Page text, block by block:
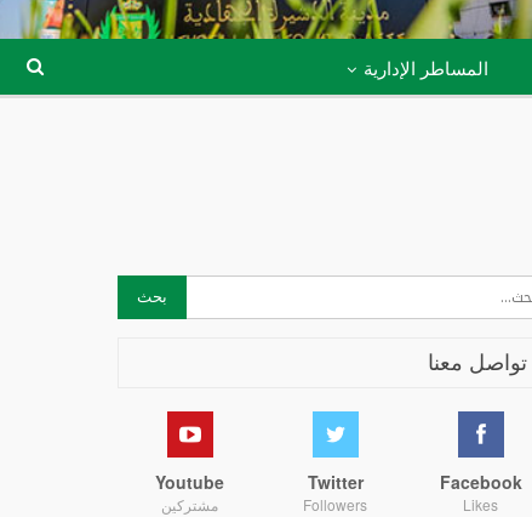
المساطر الإدارية
تواصل معنا
Facebook
Likes
Twitter
Followers
Youtube
مشتركين